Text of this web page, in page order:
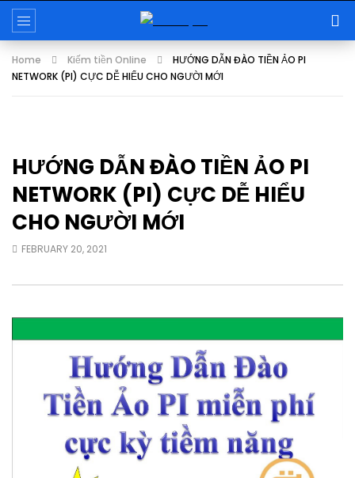
Home Kiếm tiền Online
HƯỚNG DẪN ĐÀO TIỀN ẢO PI
NETWORK (PI) CỰC DỄ HIỂU CHO NGƯỜI MỚI
HƯỚNG DẪN ĐÀO TIỀN ẢO PI
NETWORK (PI) CỰC DỄ HIỂU
CHO NGƯỜI MỚI
FEBRUARY 20, 2021